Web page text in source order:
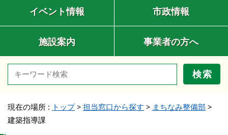
イベント情報 市政情報
施設案内 事業者の方へ
検索
現在の場所 : トップ> 担当窓口から探す > まちなみ整備部 >
建築指導課